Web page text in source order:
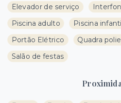
Elevador de serviço
Piscina adulto
Piscina
Portão Elétrico
Quadra
Salão de festas